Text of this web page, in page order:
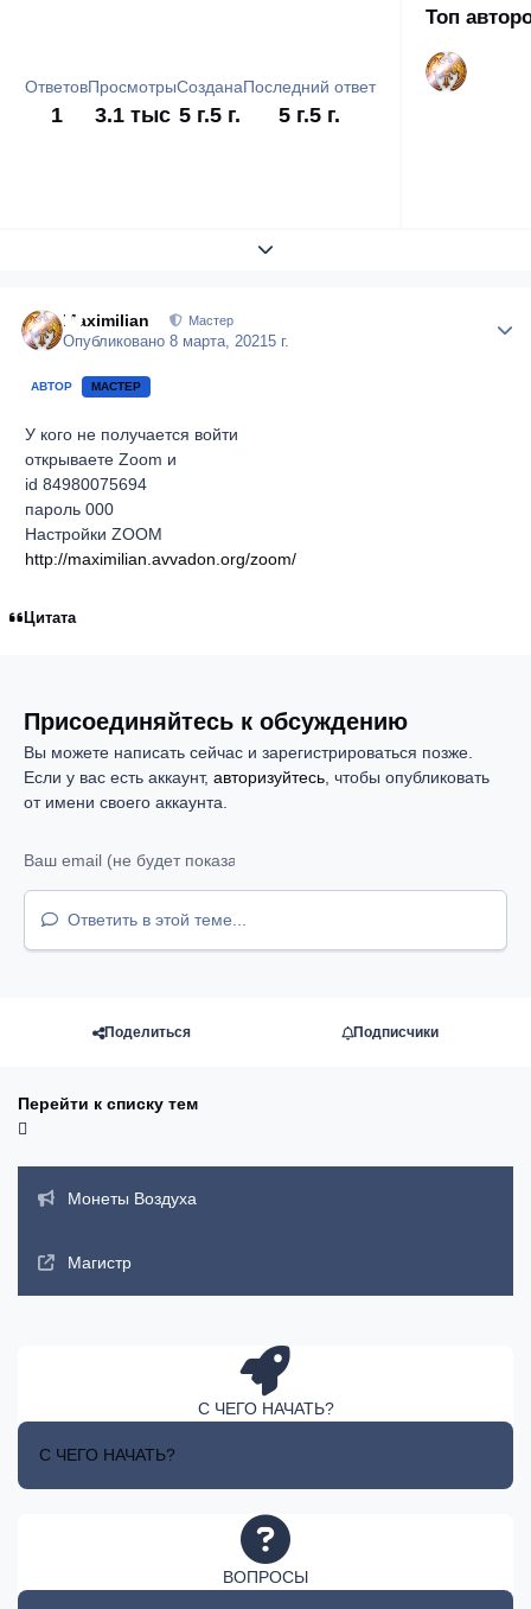
Ответов
1
Просмотры
3.1 тыс
Создана
5 г.5 г.
Последний ответ
5 г.5 г.
Топ
Развернуть обзор темы
Maximilian Мастер
Опубликовано8 марта, 20215 г.
АВТОР МАСТЕР
У кого не получается войти
открываете Zoom и
id 84980075694
пароль 000
Настройки ZOOM
http://maximilian.avvadon.org/zoom/
Цитата
Присоединяйтесь к обсуждению
Вы можете написать сейчас и зарегистрироваться позже.
Если у вас есть аккаунт, авторизуйтесь, чтобы опубликовать
от имени своего аккаунта.
Ответить в этой теме...
Поделиться Подписчики
Перейти к списку тем
Монеты Воздуха
Магистр
С ЧЕГО НАЧАТЬ?
С ЧЕГО НАЧАТЬ?
ВОПРОСЫ